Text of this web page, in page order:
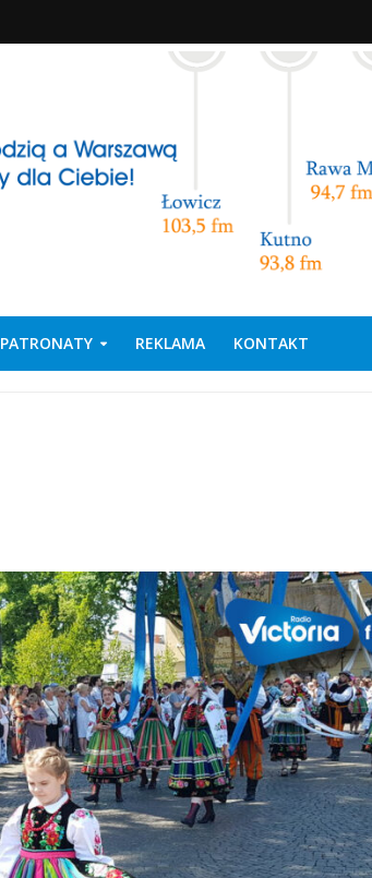
PATRONATY REKLAMA KONTAKT